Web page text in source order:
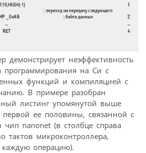
демонстрирует неэффективность
программирования на Си с
функций и компиляцией с
В примере разобран
листинг упомянутой выше
первой ее половины, связанной с
nanonet (в столбце справа
тактов микроконтроллера,
операцию).